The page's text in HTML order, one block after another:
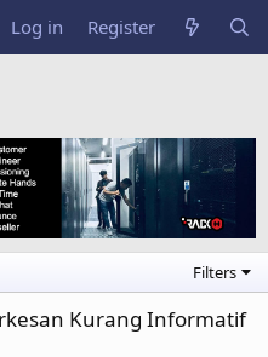
Log in Register
Filters
Kurang Informatif